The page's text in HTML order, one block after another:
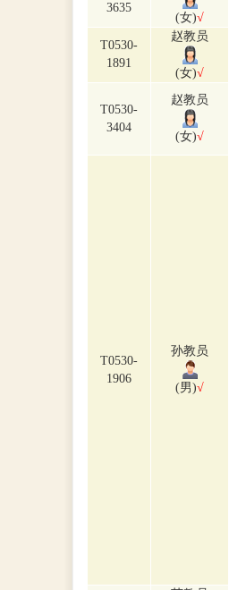
3635
(女)√
T0530-
1891
赵教员
(女)√
T0530-
3404
赵教员
(女)√
T0530-
1906
孙教员
(男)√